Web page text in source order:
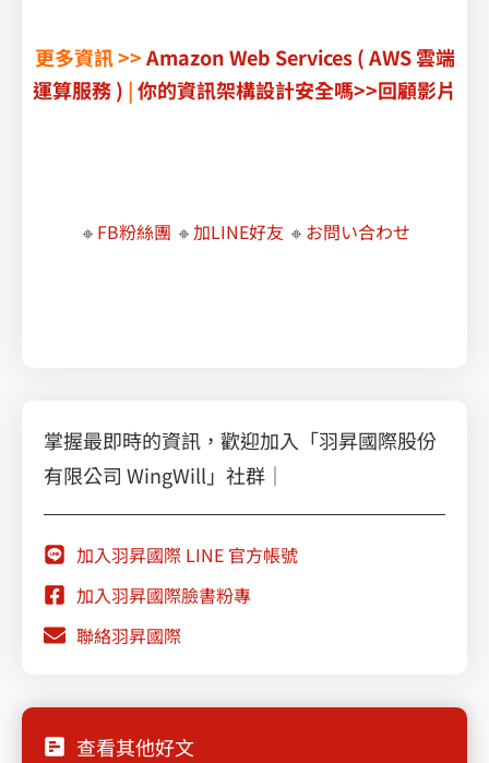
更多資訊 >>Amazon Web Services ( AWS 雲端
運算服務 ) |你的資訊架構設計安全嗎>>回顧影片
🔸 FB粉絲團 🔸加LINE好友 🔸 お問い合わせ
掌握最即時的資訊，歡迎加入「羽昇國際股份
有限公司 WingWill」社群｜
加入羽昇國際 LINE 官方帳號
加入羽昇國際臉書粉專
聯絡羽昇國際
查看其他好文